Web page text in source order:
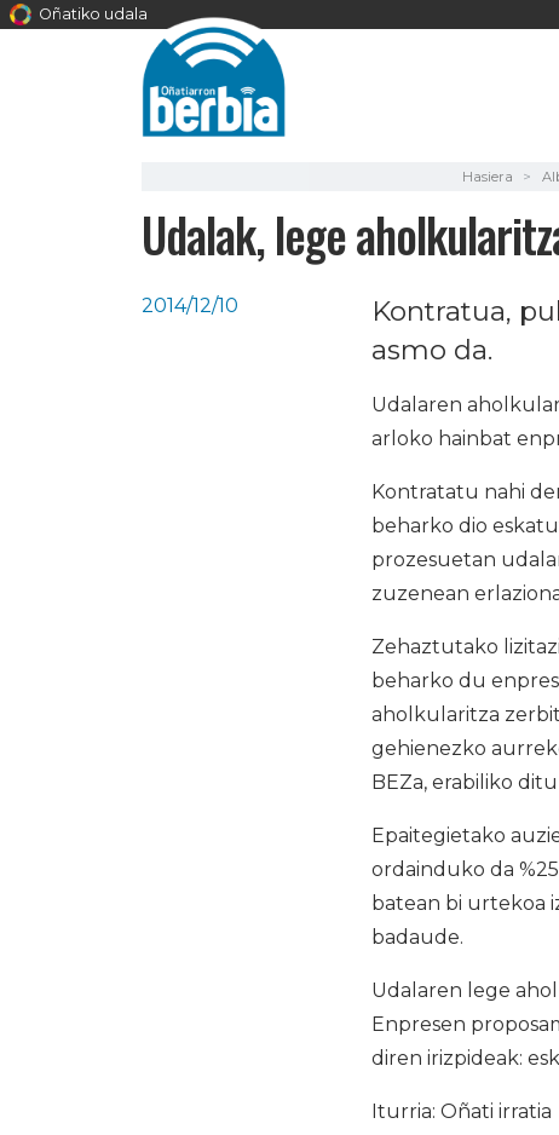
Oñatiko udala
Hasiera
Udalak, lege
2014/12/10
Kontratua,
asmo da.
Udalaren
arloko hainbat
Kontratatu nahi
beharko dio
prozesuetan
zuzenean
Zehaztutako
beharko du
aholkularitza
gehienezko
BEZa, erabiliko
Epaitegietako
ordainduko da
batean bi urtekoa
badaude.
Udalaren lege
Enpresen
diren irizpideak:
Iturria: Oñati irratia